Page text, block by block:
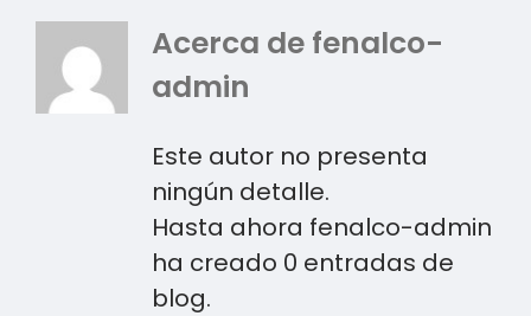
Acerca de fenalco-
admin
Este autor no presenta
ningún detalle.
Hasta ahora fenalco-admin
ha creado 0 entradas de
blog.